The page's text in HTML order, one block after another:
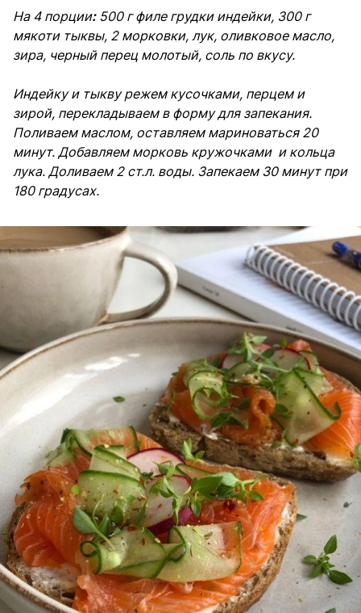
На 4 порции:500 г филе грудки индейки, 300 г
мякоти тыквы, 2 морковки, лук, оливковое масло,
зира, черный перец молотый, соль по вкусу.
Индейку и тыкву режем кусочками, перцем и
зирой, перекладываем в форму для запекания.
Поливаем маслом, оставляем мариноваться 20
минут. Добавляем морковь кружочками и кольца
лука. Доливаем 2 ст.л. воды. Запекаем 30 минут при
180 градусах.